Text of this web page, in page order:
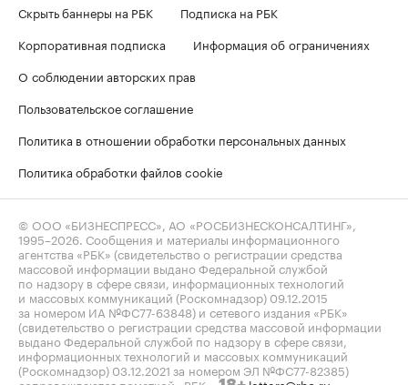
Скрыть баннеры на РБК
Подписка на РБК
Корпоративная подписка
Информация об ограничениях
О соблюдении авторских прав
Пользовательское соглашение
Политика в отношении обработки персональных данных
Политика обработки файлов cookie
© ООО «БИЗНЕСПРЕСС», АО «РОСБИЗНЕСКОНСАЛТИНГ»,
1995–2026 . Сообщения и материалы информационного
агентства «РБК» (свидетельство о регистрации средства
массовой информации выдано Федеральной службой
по надзору в сфере связи, информационных технологий
и массовых коммуникаций (Роскомнадзор) 09.12.2015
за номером ИА №ФС77-63848) и сетевого издания «РБК»
(свидетельство о регистрации средства массовой информации
выдано Федеральной службой по надзору в сфере связи,
информационных технологий и массовых коммуникаций
(Роскомнадзор) 03.12.2021 за номером ЭЛ №ФС77-82385)